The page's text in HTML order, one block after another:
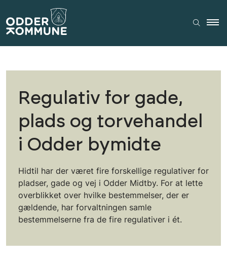
Regulativ for gade,
plads og torvehandel
i Odder bymidte
Hidtil har der været fire forskellige regulativer for
pladser, gade og vej i Odder Midtby. For at lette
overblikket over hvilke bestemmelser, der er
gældende, har forvaltningen samle
bestemmelserne fra de fire regulativer i ét.